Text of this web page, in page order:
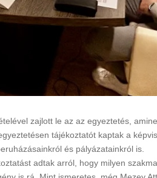
zajlott le az az egyeztetés,
tájékoztatót kaptak a
és pályázatainkról is.
adtak arról, hogy milyen
Helyszín: Különböző
programhelyszínek